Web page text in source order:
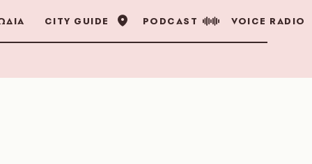
CITY GUIDE PODCAST VOICE RADIO